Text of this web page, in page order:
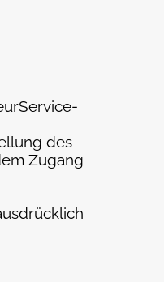
des
Zugang